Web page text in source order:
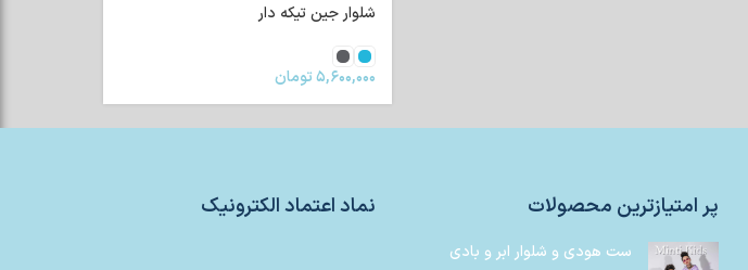
شلوار جین تیکه دار
۵,۶۰۰,۰۰۰تومان
پر امتیازترین محصولات
ست هودی و شلوار ابر و بادی
نماد اعتماد الکترونیک